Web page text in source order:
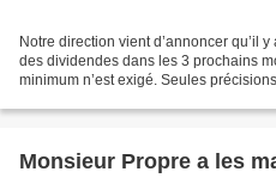
Notre direction vient d’annoncer qu’il
des dividendes dans les 3 prochains
minimum n’est exigé. Seules
Monsieur Propre a les